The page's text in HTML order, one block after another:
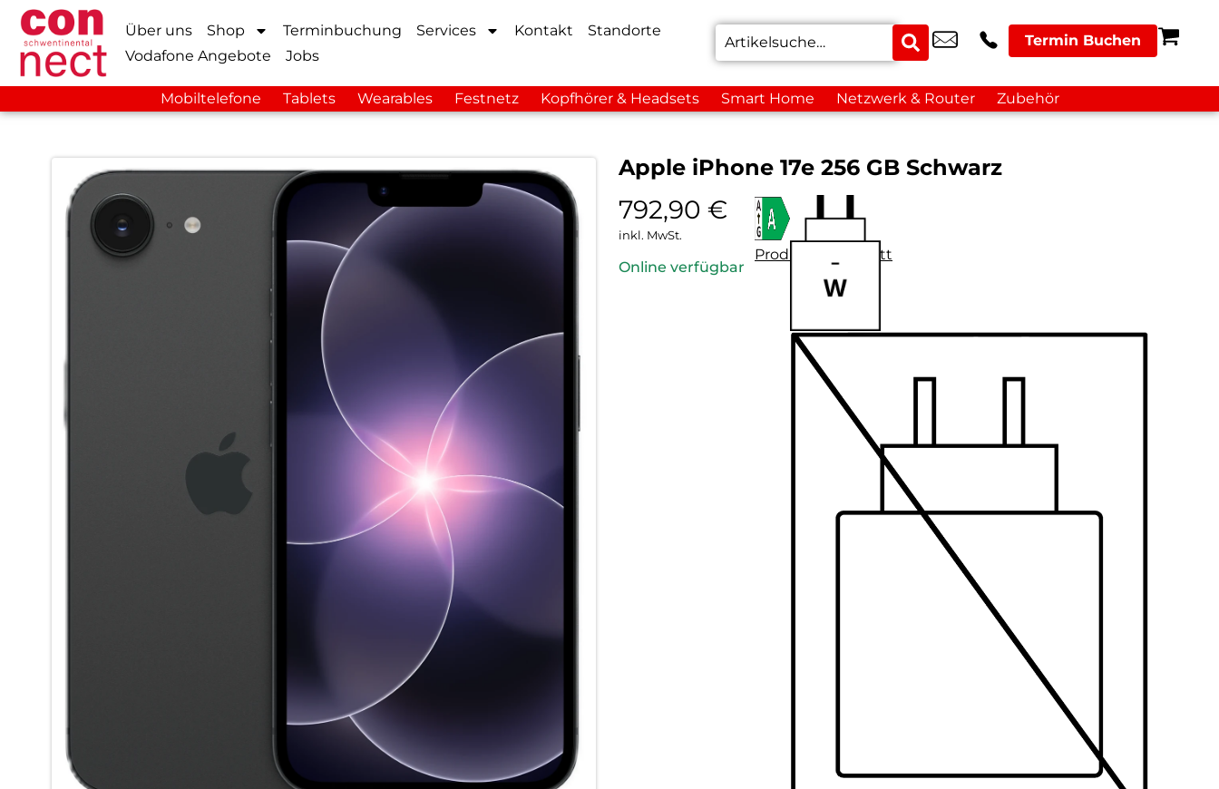
Über uns Shop Terminbuchung Services Kontakt
Standorte
Vodafone Angebote
Jobs
Termin Buchen
Mobiltelefone Tablets Wearables Festnetz Kopfhörer & Headsets Smart Home Netzwerk & Router Zubehör
Apple iPhone 17e 256 GB Schwarz
792,90 €
inkl. MwSt.
Online verfügbar
Produktdatenblatt